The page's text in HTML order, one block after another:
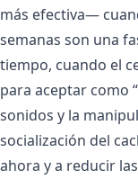
más efectiva—
semanas son una
tiempo, cuando el
para aceptar como
sonidos y la
socialización del
ahora y a reducir